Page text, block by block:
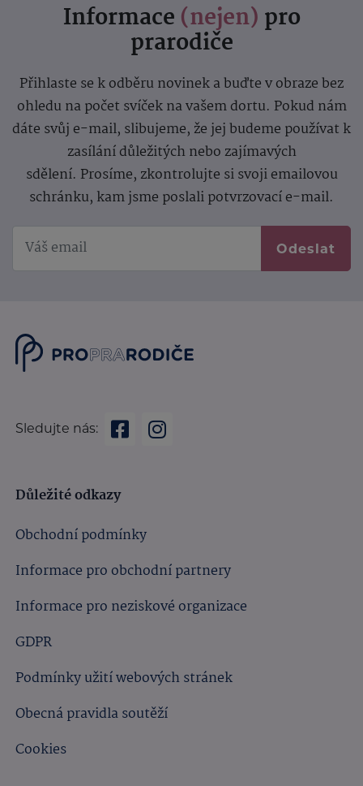
Informace (nejen) pro
prarodiče
Přihlaste se k odběru novinek a buďte v obraze bez
ohledu na počet svíček na vašem dortu. Pokud nám
dáte svůj e-mail, slibujeme, že jej budeme používat k
zasílání důležitých nebo zajímavých
sdělení. Prosíme, zkontrolujte si svoji emailovou
schránku, kam jsme poslali potvrzovací e-mail.
Odeslat
Sledujte nás:
Důležité odkazy
Obchodní podmínky
Informace pro obchodní partnery
Informace pro neziskové organizace
GDPR
Podmínky užití webových stránek
Obecná pravidla soutěží
Cookies